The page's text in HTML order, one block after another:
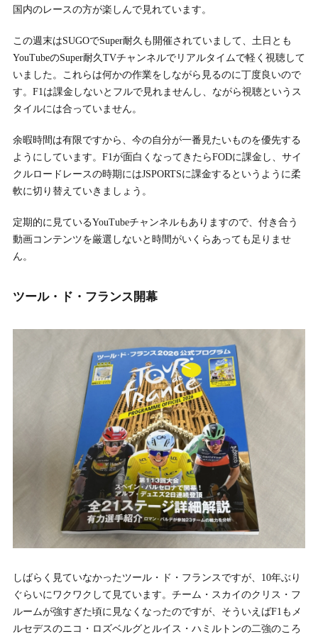
国内のレースの方が楽しんで見れています。
この週末はSUGOでSuper耐久も開催されていまして、土日とも
YouTubeのSuper耐久TVチャンネルでリアルタイムで軽く視聴して
いました。これらは何かの作業をしながら見るのに丁度良いので
す。F1は課金しないとフルで見れませんし、ながら視聴というス
タイルには合っていません。
余暇時間は有限ですから、今の自分が一番見たいものを優先する
ようにしています。F1が面白くなってきたらFODに課金し、サイ
クルロードレースの時期にはJSPORTSに課金するというように柔
軟に切り替えていきましょう。
定期的に見ているYouTubeチャンネルもありますので、付き合う
動画コンテンツを厳選しないと時間がいくらあっても足りませ
ん。
ツール・ド・フランス開幕
しばらく見ていなかったツール・ド・フランスですが、10年ぶり
ぐらいにワクワクして見ています。チーム・スカイのクリス・フ
ルームが強すぎた頃に見なくなったのですが、そういえばF1もメ
ルセデスのニコ・ロズベルグとルイス・ハミルトンの二強のころ